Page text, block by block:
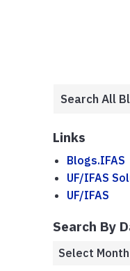
Links
Blogs.IFAS
UF/IFAS
UF/IFAS
Search By